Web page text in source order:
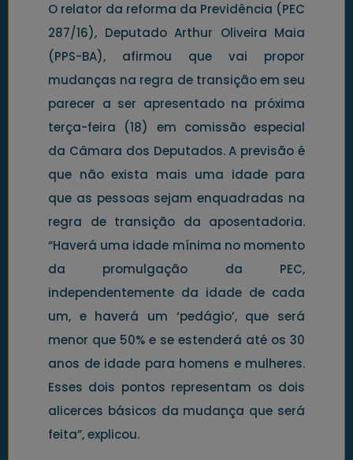
O relator da reforma da Previdência (PEC
287/16), Deputado Arthur Oliveira Maia
(PPS-BA), afirmou que vai propor
mudanças na regra de transição em seu
parecer a ser apresentado na próxima
terça-feira (18) em comissão especial
da Câmara dos Deputados. A previsão é
que não exista mais uma idade para
que as pessoas sejam enquadradas na
regra de transição da aposentadoria.
“Haverá uma idade mínima no momento
da promulgação da PEC,
independentemente da idade de cada
um, e haverá um ‘pedágio’, que será
menor que 50% e se estenderá até os 30
anos de idade para homens e mulheres.
Esses dois pontos representam os dois
alicerces básicos da mudança que será
feita”, explicou.